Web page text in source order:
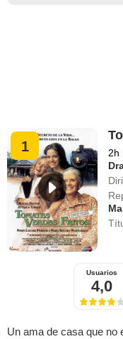
1 2h
Usuarios
4,0
Un ama de casa que no